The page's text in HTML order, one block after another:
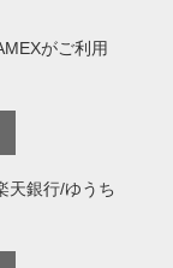
がご利用
天銀行/ゆうち